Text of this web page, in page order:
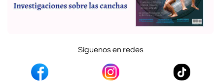
Síguenos en redes